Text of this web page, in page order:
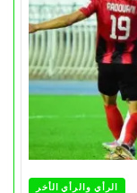
الرأي والرأي الأخر